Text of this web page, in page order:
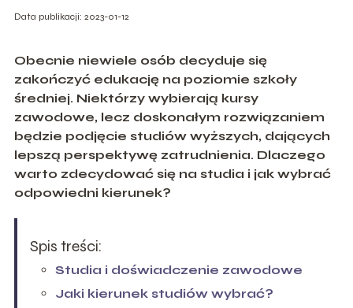
Data publikacji: 2023-01-12
Obecnie niewiele osób decyduje się
zakończyć edukację na poziomie szkoły
średniej. Niektórzy wybierają kursy
zawodowe, lecz doskonałym rozwiązaniem
będzie podjęcie studiów wyższych, dających
lepszą perspektywę zatrudnienia. Dlaczego
warto zdecydować się na studia i jak wybrać
odpowiedni kierunek?
Spis treści:
Studia i doświadczenie zawodowe
Jaki kierunek studiów wybrać?